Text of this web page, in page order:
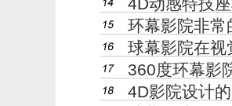
环幕影院非常
球幕影院在视
360度环幕影
4D影院设计